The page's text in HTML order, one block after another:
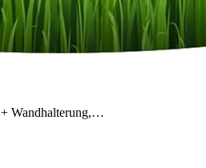
+ Wandhalterung,…